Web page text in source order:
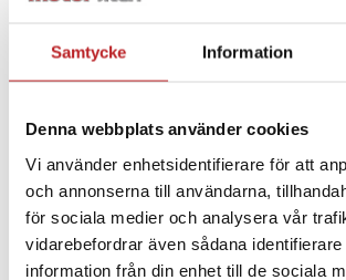
Samtycke Information
Denna webbplats använder cookies
Vi använder enhetsidentifierare för att
och annonserna till användarna,
för sociala medier och analysera vår
vidarebefordrar även sådana
information från din enhet till de sociala
SPECIFIKATION